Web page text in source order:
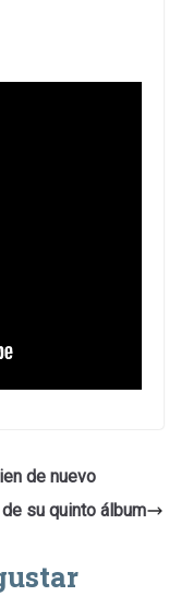
de nuevo
su quinto álbum